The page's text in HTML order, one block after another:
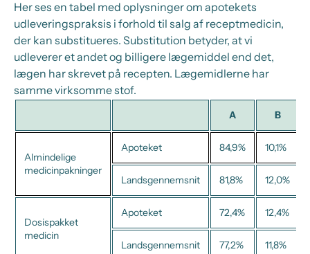
Her ses en tabel med oplysninger om apotekets
udleveringspraksis i forhold til salg af receptmedicin,
der kan substitueres. Substitution betyder, at vi
udleverer et andet og billigere lægemiddel end det,
lægen har skrevet på recepten. Lægemidlerne har
samme virksomme stof.
A B
Almindelige
medicinpakninger
Apoteket 84,9% 10,1%
Landsgennemsnit 81,8% 12,0%
Dosispakket
medicin
Apoteket 72,4% 12,4%
Landsgennemsnit 77,2% 11,8%